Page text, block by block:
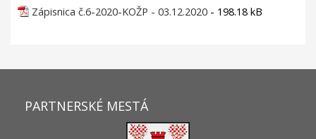
Zápisnica č.6-2020-KOŽP - 03.12.2020 - 198.18 kB
PARTNERSKÉ MESTÁ